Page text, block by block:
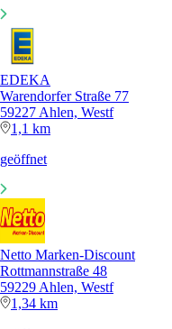
EDEKA
Warendorfer Straße 77
59227 Ahlen, Westf
1,1 km
geöffnet
Netto Marken-Discount
Rottmannstraße 48
59229 Ahlen, Westf
1,34 km